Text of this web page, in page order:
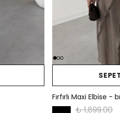
Fırfırlı Maxi Elbise -
₺ 1,899.00